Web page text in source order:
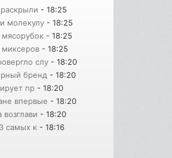
- 18:25
молекулу - 18:25
- 18:25
- 18:25
слу - 18:20
бренд - 18:20
пр - 18:20
впервые - 18:20
- 18:20
самых к - 18:16